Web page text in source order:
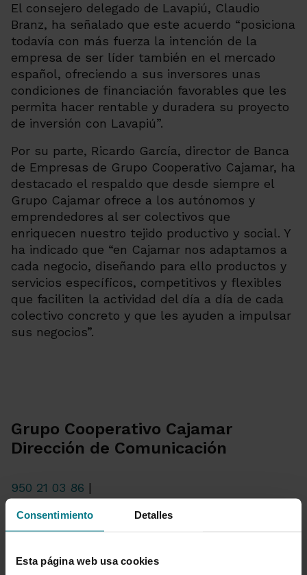
Consentimiento Detalles
Esta página web usa cookies
El consejero delegado de Lavapiú, Claudio
Branz, ha señalado que este acuerdo “posiciona
todavía con más fuerza la intención de la
empresa de ser líder también en el mercado
español, ofreciendo a sus inversores unas
condiciones de financiación favorables que les
permita hacer rentable y duradera su proyecto
de inversión con Lavapiú”.
Por su parte, Ricardo García, director de Banca
de Empresas de Grupo Cooperativo Cajamar, ha
destacado el respaldo que desde siempre el
Grupo Cajamar ofrece a los autónomos y
emprendedores al ser colectivos que
enriquecen nuestro tejido productivo y social. Y
ha indicado que “en Cajamar nos adaptamos a
cada negocio, diseñando para ello productos y
servicios específicos, competitivos y flexibles
que faciliten la actividad del día a día de cada
colectivo concreto y que les ayuden a impulsar
sus negocios”.
Grupo Cooperativo Cajamar
Dirección de Comunicación
950 21 03 86 |
@PrensaCajamar